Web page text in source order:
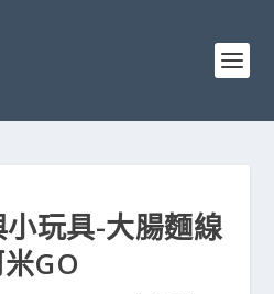
玩具-大腸麵線
GO